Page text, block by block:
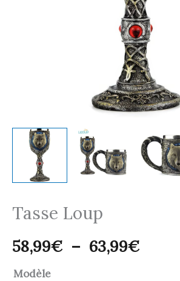
Tasse Loup
58,99€ – 63,99€
63,99€
Modèle